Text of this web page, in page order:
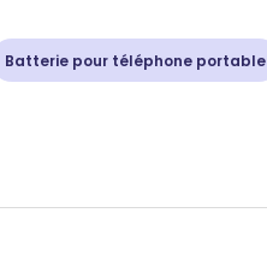
Batterie pour téléphone portable